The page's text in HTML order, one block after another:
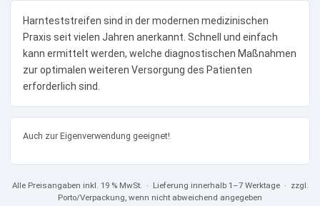
Harnteststreifen sind in der modernen medizinischen
Praxis seit vielen Jahren anerkannt. Schnell und einfach
kann ermittelt werden, welche diagnostischen Maßnahmen
zur optimalen weiteren Versorgung des Patienten
erforderlich sind.
Auch zur Eigenverwendung geeignet!
Alle Preisangaben inkl. 19 % MwSt.
· Lieferung innerhalb 1–7 Werktage · zzgl.
Porto/Verpackung, wenn nicht abweichend angegeben